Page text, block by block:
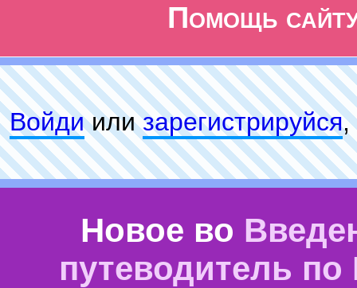
Помощь
Войдиилизарeгиcтpируйся,
Новое во
путеводитель